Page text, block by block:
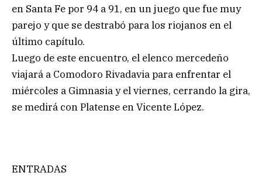
en Santa Fe por 94 a 91, en un juego que fue muy
parejo y que se destrabó para los riojanos en el
último capítulo.
Luego de este encuentro, el elenco mercedeño
viajará a Comodoro Rivadavia para enfrentar el
miércoles a Gimnasia y el viernes, cerrando la gira,
se medirá con Platense en Vicente López.
ENTRADAS